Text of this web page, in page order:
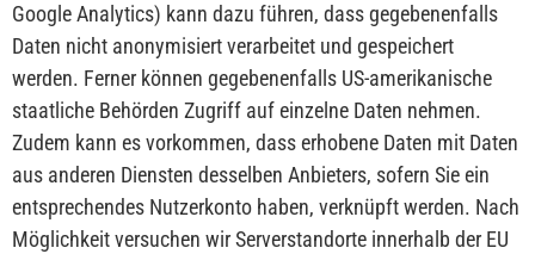
Google Analytics) kann dazu führen, dass gegebenenfalls
Daten nicht anonymisiert verarbeitet und gespeichert
werden. Ferner können gegebenenfalls US-amerikanische
staatliche Behörden Zugriff auf einzelne Daten nehmen.
Zudem kann es vorkommen, dass erhobene Daten mit Daten
aus anderen Diensten desselben Anbieters, sofern Sie ein
entsprechendes Nutzerkonto haben, verknüpft werden. Nach
Möglichkeit versuchen wir Serverstandorte innerhalb der EU